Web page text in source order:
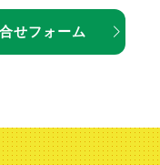
せフォーム